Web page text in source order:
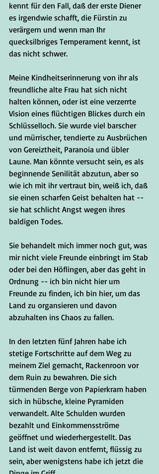
kennt für den Fall, daß der erste Diener
es irgendwie schafft, die Fürstin zu
verärgern und wenn man Ihr
quecksilbriges Temperament kennt, ist
das nicht schwer.
Meine Kindheitserinnerung von ihr als
freundliche alte Frau hat sich nicht
halten können, oder ist eine verzerrte
Vision eines flüchtigen Blickes durch ein
Schlüsselloch. Sie wurde viel barscher
und mürrischer, tendierte zu Ausbrüchen
von Gereiztheit, Paranoia und übler
Laune. Man könnte versucht sein, es als
beginnende Senilität abzutun, aber so
wie ich mit ihr vertraut bin, weiß ich, daß
sie einen scharfen Geist behalten hat --
sie hat schlicht Angst wegen ihres
baldigen Todes.
Sie behandelt mich immer noch gut, was
mir nicht viele Freunde einbringt im Stab
oder bei den Höflingen, aber das geht in
Ordnung -- ich bin nicht hier um
Freunde zu finden, ich bin hier, um das
Land zu organsieren und davon
abzuhalten ins Chaos zu fallen.
In den letzten fünf Jahren habe ich
stetige Fortschritte auf dem Weg zu
meinem Ziel gemacht, Rackenroon vor
dem Ruin zu bewahren. Die sich
türmenden Berge von Papierkram haben
sich in hübsche, kleine Pyramiden
verwandelt. Alte Schulden wurden
bezahlt und Einkommensströme
geöffnet und wiederhergestellt. Das
Land ist weit davon entfernt, flüssig zu
sein, aber wenigstens habe ich jetzt die